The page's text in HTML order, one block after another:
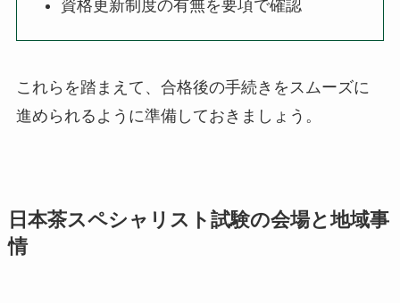
資格更新制度の有無を要項で確認
これらを踏まえて、合格後の手続きをスムーズに
進められるように準備しておきましょう。
日本茶スペシャリスト試験の会場と地域事
情